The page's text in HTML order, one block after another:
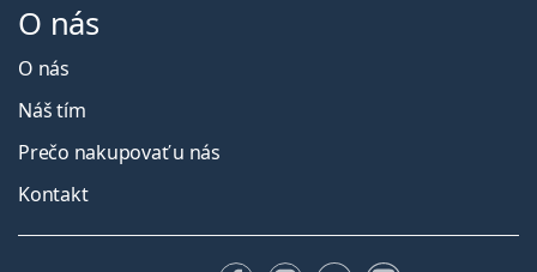
O nás
O nás
Náš tím
Prečo nakupovať u nás
Kontakt